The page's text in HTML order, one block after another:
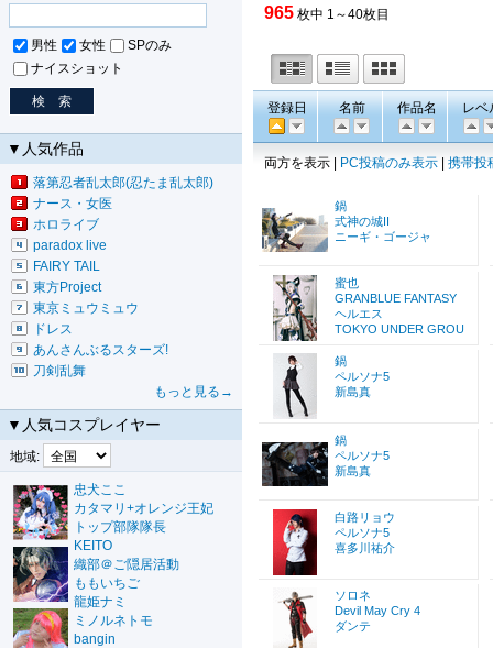
男性 女性
SPのみ
ナイスショット
▼人気作品
落第忍者乱太郎(忍たま乱太郎)
ナース・女医
ホロライブ
paradox live
FAIRY TAIL
東方Project
東京ミュウミュウ
ドレス
あんさんぶるスターズ!
刀剣乱舞
もっと見る→
▼人気コスプレイヤー
地域:
忠犬ここ
カタマリ+オレンジ王妃
トップ部隊隊長
KEITO
織部＠ご隠居活動
ももいちご
龍姫ナミ
ミノルネトモ
bangin
965 枚中 1～40枚目
登録日 名前 作品名 レベ
両方を表示 | PC投稿のみ表示 携帯投
鍋
式神の城II
ニーギ・ゴージャ
蜜也
GRANBLUE FANTASY
ヘルエス
TOKYO UNDER GROU
鍋
ペルソナ5
新島真
鍋
ペルソナ5
新島真
白路リョウ
ペルソナ5
喜多川祐介
ソロネ
Devil May Cry 4
ダンテ